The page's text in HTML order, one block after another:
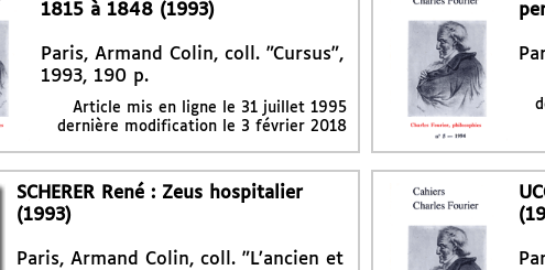
1815 à 1848 (1993)
Paris, Armand Colin, coll. "Cursus",
1993, 190 p.
Article mis en ligne le 31 juillet 1995
dernière modification le 3 février 2018
SCHERER René : Zeus hospitalier
(1993)
Paris, Armand Colin, coll. "L’ancien et